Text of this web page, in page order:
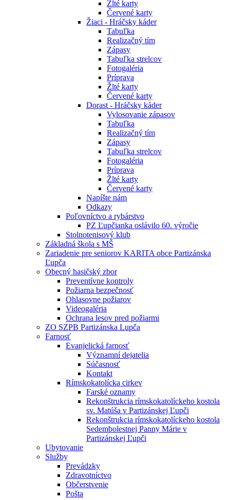
Žlté karty
Červené karty
Žiaci - Hráčsky káder
Tabuľka
Realizačný tím
Zápasy
Tabuľka strelcov
Fotogaléria
Príprava
Žlté karty
Červené karty
Dorast - Hráčsky káder
Vylosovanie zápasov
Tabuľka
Realizačný tím
Zápasy
Tabuľka strelcov
Fotogaléria
Príprava
Žlté karty
Červené karty
Napíšte nám
Odkazy
Poľovníctvo a rybárstvo
PZ Ľupčianka oslávilo 60. výročie
Stolnotenisový klub
Základná škola s MŠ
Zariadenie pre seniorov KARITA obce Partizánska
Ľupča
Obecný hasičský zbor
Preventívne kontroly
Požiarna bezpečnosť
Ohlasovne požiarov
Videogaléria
Ochrana lesov pred požiarmi
ZO SZPB Partizánska Lupča
Farnosť
Evanjelická farnosť
Významní dejatelia
Súčasnosť
Kontakt
Rímskokatolícka cirkev
Farské oznamy
Rekonštrukcia rímskokatolíckeho kostola
sv. Matúša v Partizánskej Ľupči
Rekonštrukcia rímskokatolíckeho kostola
Sedembolestnej Panny Márie v
Partizánskej Ľupči
Ubytovanie
Služby
Prevádzky
Zdravotníctvo
Občerstvenie
Pošta